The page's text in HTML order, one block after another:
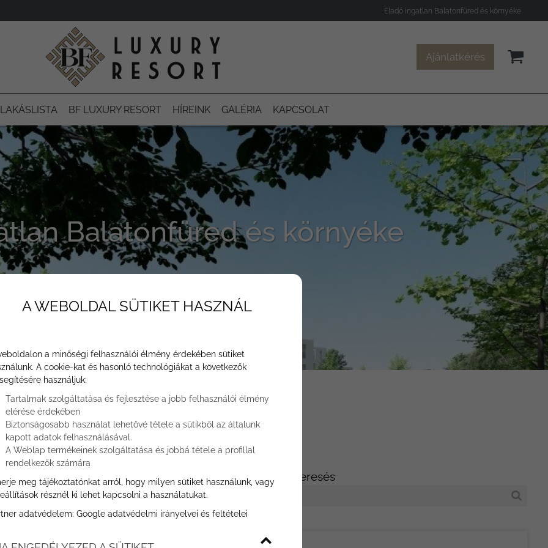
Eladó ingatlan Balatonfüred és környéke
Ajánlatkérés
LAKÁSLISTA BF LUXURY RESORT HÍREINK GALÉRIA KAPCSOLAT
Balatonfüred és környéke
és környéke
környéke
környéke – prémium
Keresés
A WEBOLDAL SÜTIKET HASZNÁL
a minőségi felhasználói élmény érdekében sütiket
A cookie-kat és hasonló technológiákat a következők
használjuk:
Tartalmak szolgáltatása és fejlesztése a jobb felhasználói élmény
elérése érdekében
Biztonságosabb használat lehetővé tétele a sütikből az általunk
kapott adatok felhasználásával.
A Weblap termékeinek szolgáltatása és jobbá tétele a profillal
rendelkezők számára
meg tájékoztatónkat arról, hogy milyen sütiket használunk, vagy
résznél ki lehet kapcsolni a használatukat.
adatvédelem: Google adatvédelmi irányelvei és feltételei